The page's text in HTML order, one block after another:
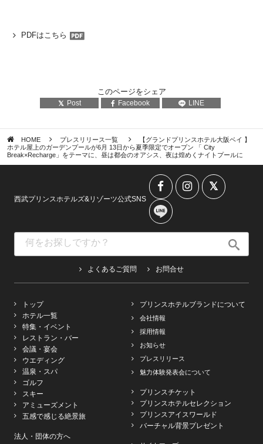
PDFはこちら
このページをシェア
Post Facebook LINE
HOME プレスリリース一覧
【グランドプリンスホテル大阪ベイ 】
ホテル屋上のガーデンプールが6月 13日から夏季限定でオープン 「 City
Break×Recharge」をテーマに、昼は都会のオアシス、夜は煌めくナイトプールに
西武プリンスホテルズ&リゾーツ公式SNS
よくあるご質問 お問合せ
トップ
ホテル一覧
特集・イベント
レストラン・バー
会議・宴会
ウエディング
温泉・スパ
ゴルフ
スキー
アミューズメント
五感で感じる絶景旅
法人・団体の方へ
プリンスホテルブランドについて
会社情報
採用情報
お知らせ
プレスリリース
魅力体験発表会について
プリンスチケット
プリンスホテルセレクション
プリンスアイスワールド
バーチャル背景プレゼント